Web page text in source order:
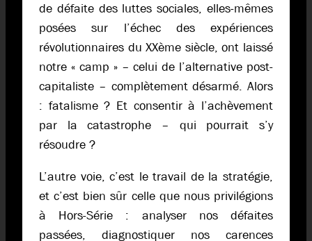
de défaite des luttes sociales, elles-mêmes
posées sur l’échec des expériences
révolutionnaires du XXème siècle, ont laissé
notre « camp » – celui de l’alternative post-
capitaliste – complètement désarmé. Alors
: fatalisme ? Et consentir à l’achèvement
par la catastrophe – qui pourrait s’y
résoudre ?
L’autre voie, c’est le travail de la stratégie,
et c’est bien sûr celle que nous privilégions
à Hors-Série : analyser nos défaites
passées, diagnostiquer nos carences